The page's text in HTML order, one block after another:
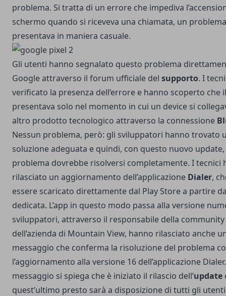
problema. Si tratta di un errore che impediva
schermo quando si riceveva una chiamata, un
presentava in maniera casuale.
Gli utenti hanno segnalato questo problema
Google attraverso il forum ufficiale del supporto. I
verificato la presenza dell’errore e hanno scoperto che
presentava solo nel momento in cui un device si
altro prodotto tecnologico attraverso la connessione
Nessun problema, però: gli sviluppatori hanno trovato
soluzione adeguata e quindi, con questo nuovo
problema dovrebbe risolversi completamente. I tecnici
rilasciato un aggiornamento dell’applicazione Dialer,
essere scaricato direttamente dal Play Store a partire
dedicata. L’app in questo modo passa alla versione
sviluppatori, attraverso il responsabile della community
dell’azienda di Mountain View, hanno rilasciato anche
messaggio che conferma la risoluzione del problema
l’aggiornamento alla versione 16 dell’applicazione
messaggio si spiega che è iniziato il rilascio dell’update
quest’ultimo presto sarà a disposizione di tutti gli